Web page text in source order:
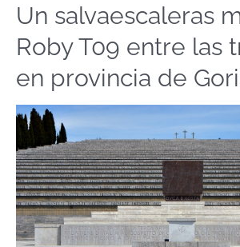
Un salvaescaleras
Roby T09 entre las
en provincia de
Un
salvaescaleras
móvil
Roby
T09
las
trincheras
en
provincia
de
Gorizia